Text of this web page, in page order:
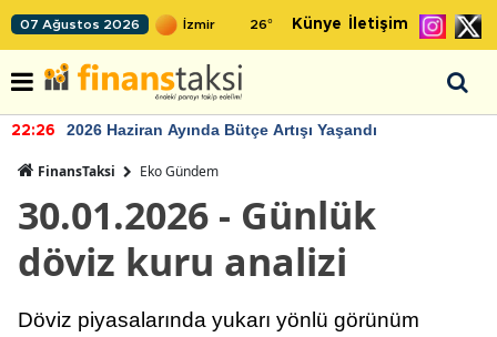
07 Ağustos 2026 26° Künye İletişim
22:26 2026 Haziran Ayında Bütçe Artışı Yaşandı
FinansTaksi Eko Gündem
30.01.2026 - Günlük
döviz kuru analizi
Döviz piyasalarında yukarı yönlü görünüm